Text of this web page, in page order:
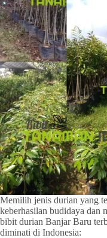
Memilih jenis durian yang
keberhasilan budidaya dan
bibit durian Banjar Baru
diminati di Indonesia: